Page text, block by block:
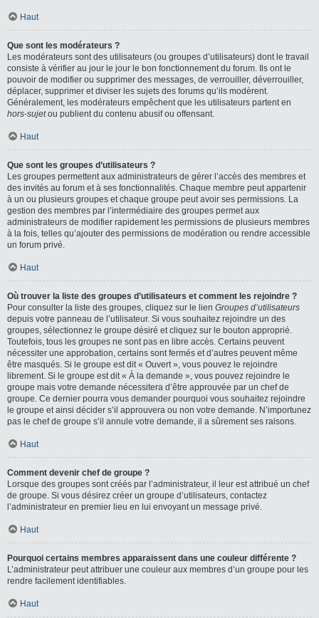
Haut
Que sont les modérateurs ?
Les modérateurs sont des utilisateurs (ou groupes d’utilisateurs) dont le travail
consiste à vérifier au jour le jour le bon fonctionnement du forum. Ils ont le
pouvoir de modifier ou supprimer des messages, de verrouiller, déverrouiller,
déplacer, supprimer et diviser les sujets des forums qu’ils modèrent.
Généralement, les modérateurs empêchent que les utilisateurs partent en
hors-sujetou publient du contenu abusif ou offensant.
Haut
Que sont les groupes d’utilisateurs ?
Les groupes permettent aux administrateurs de gérer l’accès des membres et
des invités au forum et à ses fonctionnalités. Chaque membre peut appartenir
à un ou plusieurs groupes et chaque groupe peut avoir ses permissions. La
gestion des membres par l’intermédiaire des groupes permet aux
administrateurs de modifier rapidement les permissions de plusieurs membres
à la fois, telles qu’ajouter des permissions de modération ou rendre accessible
un forum privé.
Haut
Où trouver la liste des groupes d’utilisateurs et comment les rejoindre ?
Pour consulter la liste des groupes, cliquez sur le lien Groupes d’utilisateurs
depuis votre panneau de l’utilisateur. Si vous souhaitez rejoindre un des
groupes, sélectionnez le groupe désiré et cliquez sur le bouton approprié.
Toutefois, tous les groupes ne sont pas en libre accès. Certains peuvent
nécessiter une approbation, certains sont fermés et d’autres peuvent même
être masqués. Si le groupe est dit « Ouvert », vous pouvez le rejoindre
librement. Si le groupe est dit « À la demande », vous pouvez rejoindre le
groupe mais votre demande nécessitera d’être approuvée par un chef de
groupe. Ce dernier pourra vous demander pourquoi vous souhaitez rejoindre
le groupe et ainsi décider s’il approuvera ou non votre demande. N’importunez
pas le chef de groupe s’il annule votre demande, il a sûrement ses raisons.
Haut
Comment devenir chef de groupe ?
Lorsque des groupes sont créés par l’administrateur, il leur est attribué un chef
de groupe. Si vous désirez créer un groupe d’utilisateurs, contactez
l’administrateur en premier lieu en lui envoyant un message privé.
Haut
Pourquoi certains membres apparaissent dans une couleur différente ?
L’administrateur peut attribuer une couleur aux membres d’un groupe pour les
rendre facilement identifiables.
Haut